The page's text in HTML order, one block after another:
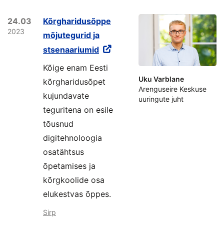
24.03
2023
Kõrgharidusõppe
mõjutegurid ja
stsenaariumid
Kõige enam Eesti
kõrgharidusõpet
kujundavate
teguritena on esile
tõusnud
digitehnoloogia
osatähtsus
õpetamises ja
kõrgkoolide osa
elukestvas õppes.
Sirp
Uku Varblane
Arenguseire Keskuse
uuringute juht